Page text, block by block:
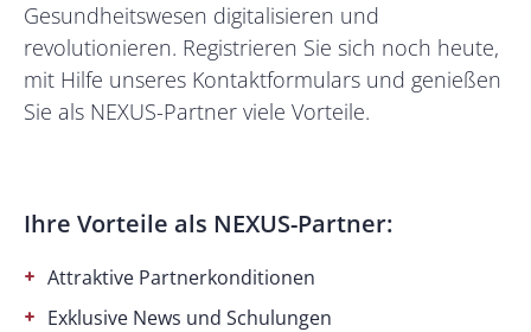
Gesundheitswesen digitalisieren und
revolutionieren. Registrieren Sie sich noch heute,
mit Hilfe unseres Kontaktformulars und genießen
Sie als NEXUS-Partner viele Vorteile.
Ihre Vorteile als NEXUS-Partner:
Attraktive Partnerkonditionen
Exklusive News und Schulungen